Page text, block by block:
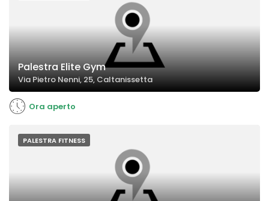
Palestra Elite Gym
Via Pietro Nenni, 25, Caltanissetta
Ora aperto
PALESTRA FITNESS